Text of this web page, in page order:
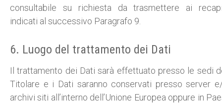
consultabile su richiesta da trasmettere ai
indicati al successivo Paragrafo 9.
6. Luogo del trattamento dei Dati
Il trattamento dei Dati sarà effettuato presso le sedi
Titolare e i Dati saranno conservati presso server
archivi siti all’interno dell’Unione Europea oppure in